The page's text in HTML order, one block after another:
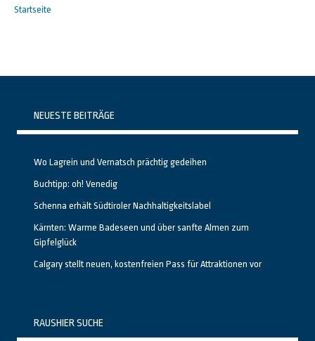
Startseite
NEUESTE BEITRÄGE
Wo Lagrein und Vernatsch prächtig gedeihen
Buchtipp: oh! Venedig
Schenna erhält Südtiroler Nachhaltigkeitslabel
Kärnten: Warme Badeseen und über sanfte Almen zum
Gipfelglück
Calgary stellt neuen, kostenfreien Pass für Attraktionen vor
RAUSHIER SUCHE